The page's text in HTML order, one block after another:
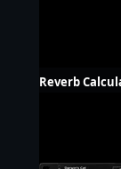
Reverb